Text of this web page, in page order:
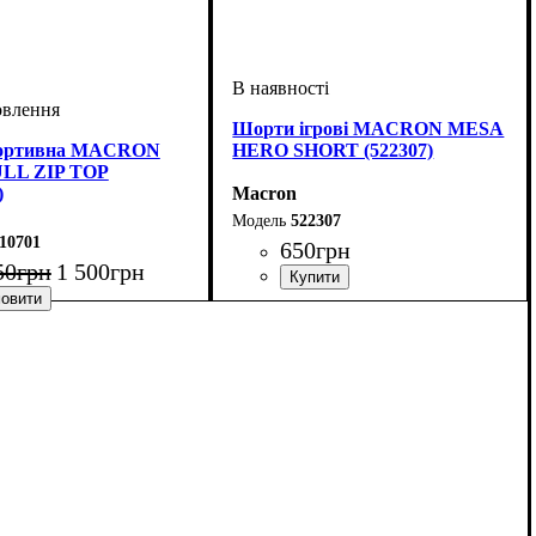
MACRON
ZIP TOP
грн 1 500грн
Шорти ігрові MACRON MESA
HERO SHORT (522307)
Macron
522307
650грн
Колір: Темно-синій